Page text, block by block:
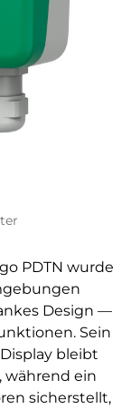
PDTN wurde
Design —
Sein
bleibt
während ein
sicherstellt,